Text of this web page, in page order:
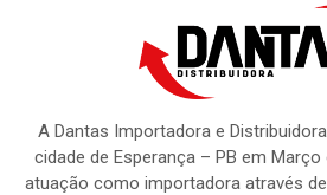
A Dantas Importadora e
cidade de Esperança – PB em
atuação como importadora através